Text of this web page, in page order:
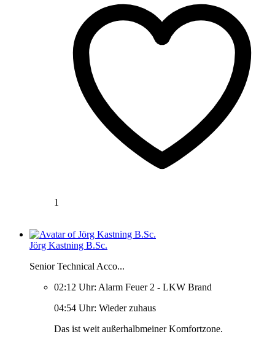
1
Jörg Kastning B.Sc.
Senior Technical Acco...
02:12 Uhr: Alarm Feuer 2 - LKW Brand
04:54 Uhr: Wieder zuhaus
Das ist weit außerhalbmeiner Komfortzone.